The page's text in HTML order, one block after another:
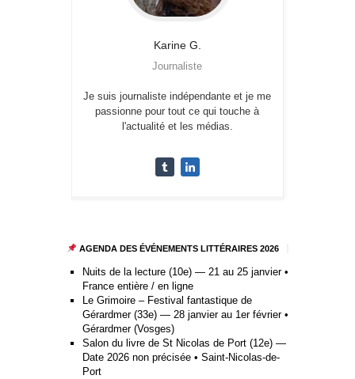
Karine G.
Journaliste
Je suis journaliste indépendante et je me
passionne pour tout ce qui touche à
l'actualité et les médias.
AGENDA DES ÉVÉNEMENTS LITTÉRAIRES 2026
Nuits de la lecture (10e) — 21 au 25 janvier •
France entière / en ligne
Le Grimoire – Festival fantastique de
Gérardmer (33e) — 28 janvier au 1er février •
Gérardmer (Vosges)
Salon du livre de St Nicolas de Port (12e) —
Date 2026 non précisée • Saint-Nicolas-de-
Port